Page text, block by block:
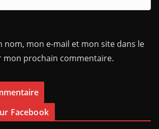
nom, mon e-mail et mon site dans le
mon prochain commentaire.
Facebook